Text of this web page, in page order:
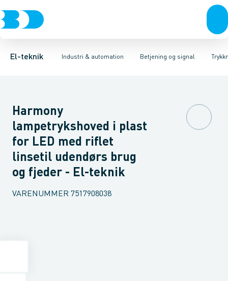
El-teknik Industri & automation
Afbrydere, stikkontakter & lampeudtagForgreningsmateriel
Betjening og signal
Industristiksystemer Frekvensomformere og softstartere
TrykknaphovedLystårn element, optiskTilslutningsmodul
Harmony
lampetrykshoved i plast
for LED med riflet
linsetil udendørs brug
og fjeder - El-teknik
VARENUMMER 7517908038